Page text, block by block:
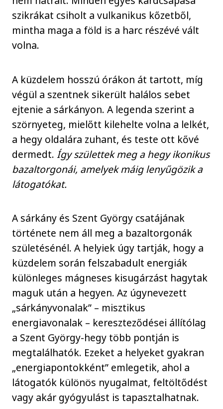
szikrákat csiholt a vulkanikus kőzetből,
mintha maga a föld is a harc részévé vált
volna.
A küzdelem hosszú órákon át tartott, míg
végül a szentnek sikerült halálos sebet
ejtenie a sárkányon. A legenda szerint a
szörnyeteg, mielőtt kilehelte volna a lelkét,
a hegy oldalára zuhant, és teste ott kővé
dermedt.Így születtek meg a hegy ikonikus
bazaltorgonái, amelyek máig lenyűgözik a
látogatókat.
A sárkány és Szent György csatájának
története nem áll meg a bazaltorgonák
születésénél. A helyiek úgy tartják, hogy a
küzdelem során felszabadult energiák
különleges mágneses kisugárzást hagytak
maguk után a hegyen. Az úgynevezett
„sárkányvonalak” – misztikus
energiavonalak – kereszteződései állítólag
a Szent György-hegy több pontján is
megtalálhatók. Ezeket a helyeket gyakran
„energiapontokként” emlegetik, ahol a
látogatók különös nyugalmat, feltöltődést
vagy akár gyógyulást is tapasztalhatnak.